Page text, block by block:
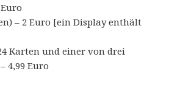
– 2 Euro [ein Display enthält
Karten und einer von drei
4,99 Euro